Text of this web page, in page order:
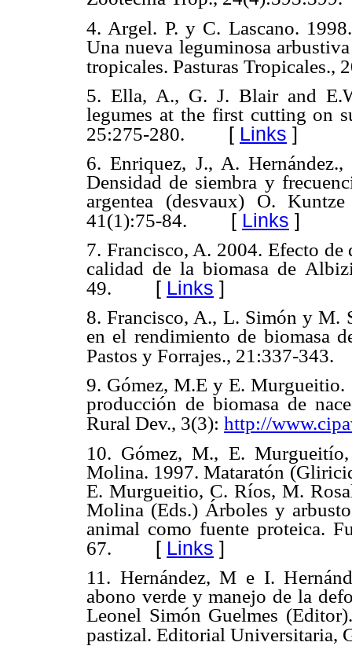
4. Argel. P. y C. Lascano.
Una nueva leguminosa
tropicales. Pasturas Tropicales.,
5. Ella, A., G. J. Blair and
legumes at the first cutting on
25:275-280. [ Links ]
6. Enriquez, J., A.
Densidad de siembra y
argentea (desvaux) O.
41(1):75-84. [ Links ]
7. Francisco, A. 2004. Efecto
calidad de la biomasa de
49. [ Links ]
8. Francisco, A., L. Simón y M.
en el rendimiento de biomasa
Pastos y Forrajes., 21:337-343.
9. Gómez, M.E y E. Murgueitio.
producción de biomasa de
Rural Dev., 3(3): http://
10. Gómez, M., E.
Molina. 1997. Mataratón
E. Murgueitio, C. Ríos, M.
Molina (Eds.) Árboles y
animal como fuente proteica.
67. [ Links ]
11. Hernández, M e I.
abono verde y manejo de la
Leonel Simón Guelmes
pastizal. Editorial Universitaria,